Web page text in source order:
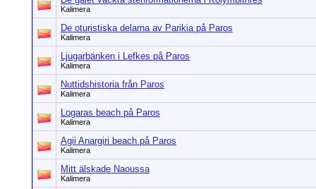
Kalimera
De oturistiska delarna av Parikia på Paros
Kalimera
Ljugarbänken i Lefkes på Paros
Kalimera
Nuttidshistoria från Paros
Kalimera
Logaras beach på Paros
Kalimera
Agii Anargiri beach på Paros
Kalimera
Mitt älskade Naoussa
Kalimera